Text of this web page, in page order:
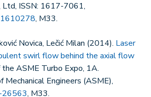
Ltd, ISSN: 1617-7061,
, M33.
Novica, Lečić Milan (2014). Laser
swirl flow behind the axial flow
ASME Turbo Expo, 1A.
Mechanical Engineers (ASME),
, M33.